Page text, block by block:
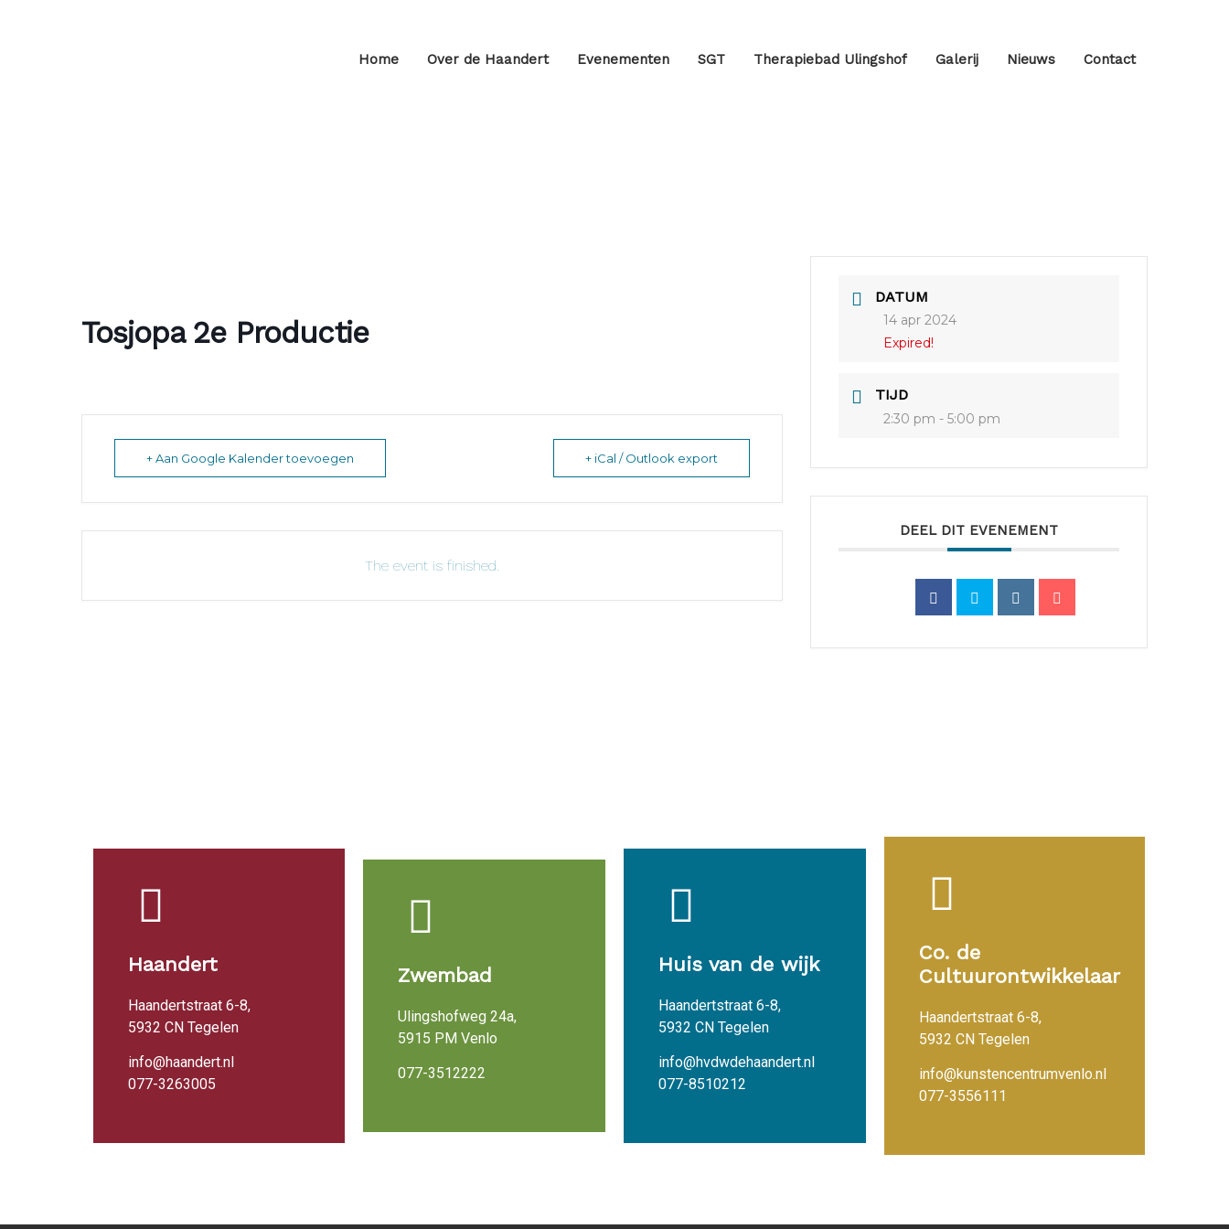
Home Over de Haandert Evenementen SGT Therapiebad Ulingshof Galerij Nieuws Contact
Tosjopa 2e Productie
+ Aan Google Kalender toevoegen + iCal / Outlook export
The event is finished.
DATUM
14 apr 2024
Expired!
TIJD
2:30 pm - 5:00 pm
DEEL DIT EVENEMENT
Haandert
Haandertstraat 6-8,
5932 CN Tegelen
info@haandert.nl
077-3263005
Zwembad
Ulingshofweg 24a,
5915 PM Venlo
077-3512222
Huis van de wijk
Haandertstraat 6-8,
5932 CN Tegelen
info@hvdwdehaandert.nl
077-8510212
Co. de
Cultuurontwikkelaar
Haandertstraat 6-8,
5932 CN Tegelen
info@kunstencentrumvenlo.nl
077-3556111